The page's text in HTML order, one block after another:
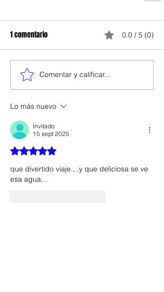
1 comentario 0.0 / 5 (0)
Comentar y calificar...
Lo más nuevo
Invitado
15 sept 2025
Obtuvo 5 de 5 estrellas.
que divertido viaje.,..y que deliciosa se ve
esa agua,..